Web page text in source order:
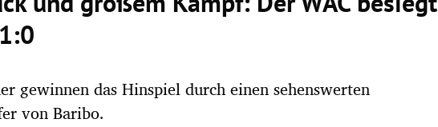
gewinnen das Hinspiel durch einen sehenswerten
von Baribo.